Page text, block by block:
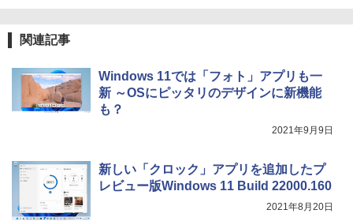
￥115,980
関連記事
Windows 11では「フォト」アプリも一
新 ～OSにピッタリのデザインに新機能
も？
2021年9月9日
新しい「クロック」アプリを追加したプ
レビュー版Windows 11 Build 22000.160
2021年8月20日